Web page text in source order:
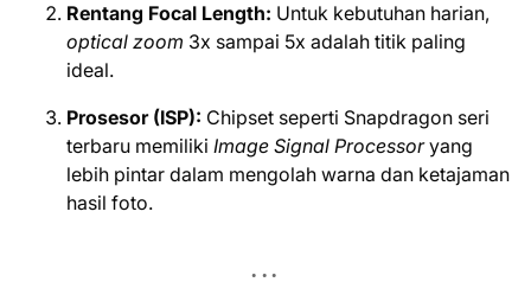
Rentang Focal Length: Untuk kebutuhan harian,
optical zoom 3x sampai 5x adalah titik paling
ideal.
Prosesor (ISP): Chipset seperti Snapdragon seri
terbaru memiliki Image Signal Processoryang
lebih pintar dalam mengolah warna dan ketajaman
hasil foto.